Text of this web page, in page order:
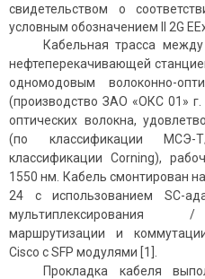
свидетельством о
условным обозначением II 2G
Кабельная трасса
нефтеперекачивающей
одномодовым волоконно-
(производство ЗАО «ОКС 01»
оптических волокна,
(по классификации
классификации Corning),
1550 нм. Кабель смонтирован
24 с использованием SC-
мультиплексирования /
маршрутизации и
Cisco c SFP модулями [1].
Прокладка кабеля